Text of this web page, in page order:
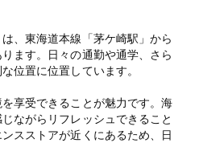
、東海道本線「茅ケ崎駅」から
ます。日々の通勤や通学、さら
位置に位置しています。
享受できることが魅力です。海
ながらリフレッシュできること
スストアが近くにあるため、日